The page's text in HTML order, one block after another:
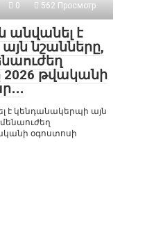
0 562 Просмотр
անվանել է
նշանները,
թվականի
է կենդանակերպի այն
օգոստոսի